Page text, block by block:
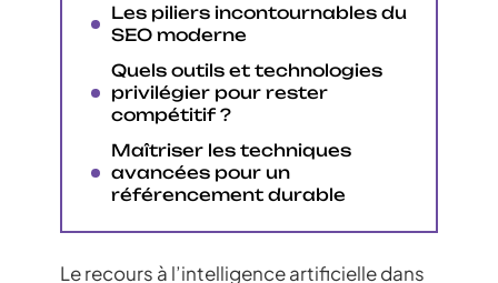
Les piliers incontournables du
SEO moderne
Quels outils et technologies
privilégier pour rester
compétitif ?
Maîtriser les techniques
avancées pour un
référencement durable
Le recours à l’intelligence artificielle dans